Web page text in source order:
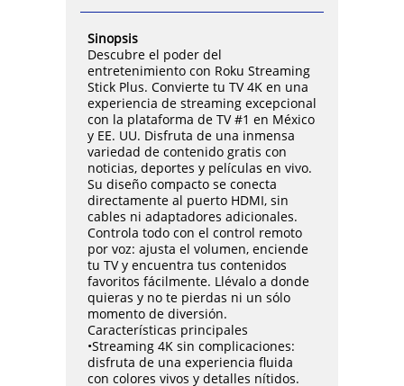
Sinopsis
Descubre el poder del
entretenimiento con Roku Streaming
Stick Plus. Convierte tu TV 4K en una
experiencia de streaming excepcional
con la plataforma de TV #1 en México
y EE. UU. Disfruta de una inmensa
variedad de contenido gratis con
noticias, deportes y películas en vivo.
Su diseño compacto se conecta
directamente al puerto HDMI, sin
cables ni adaptadores adicionales.
Controla todo con el control remoto
por voz: ajusta el volumen, enciende
tu TV y encuentra tus contenidos
favoritos fácilmente. Llévalo a donde
quieras y no te pierdas ni un sólo
momento de diversión.
Características principales
•Streaming 4K sin complicaciones:
disfruta de una experiencia fluida
con colores vivos y detalles nítidos.